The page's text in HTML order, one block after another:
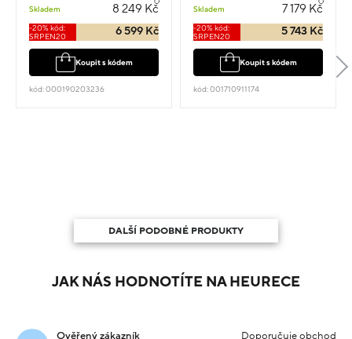
Skladem 8 249 Kč
-20% kód:
SRPEN20
6 599 Kč
Koupit s kódem
kód: 000190203236
Skladem 7 179 Kč
-20% kód:
SRPEN20
5 743 Kč
Koupit s kódem
kód: 001710911174
DALŠÍ PODOBNÉ PRODUKTY
JAK NÁS HODNOTÍTE NA HEURECE
Ověřený zákazník
Doporučuje obchod